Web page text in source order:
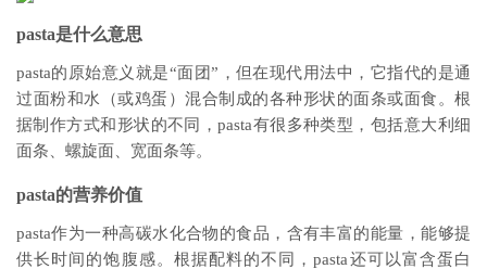
pasta是什么意思
pasta的原始意义就是“面团”，但在现代用法中，它指代的是通
过面粉和水（或鸡蛋）混合制成的各种形状的面条或面食。根
据制作方式和形状的不同，pasta有很多种类型，包括意大利细
面条、螺旋面、宽面条等。
pasta的营养价值
pasta作为一种高碳水化合物的食品，含有丰富的能量，能够提
供长时间的饱腹感。根据配料的不同，pasta还可以富含蛋白